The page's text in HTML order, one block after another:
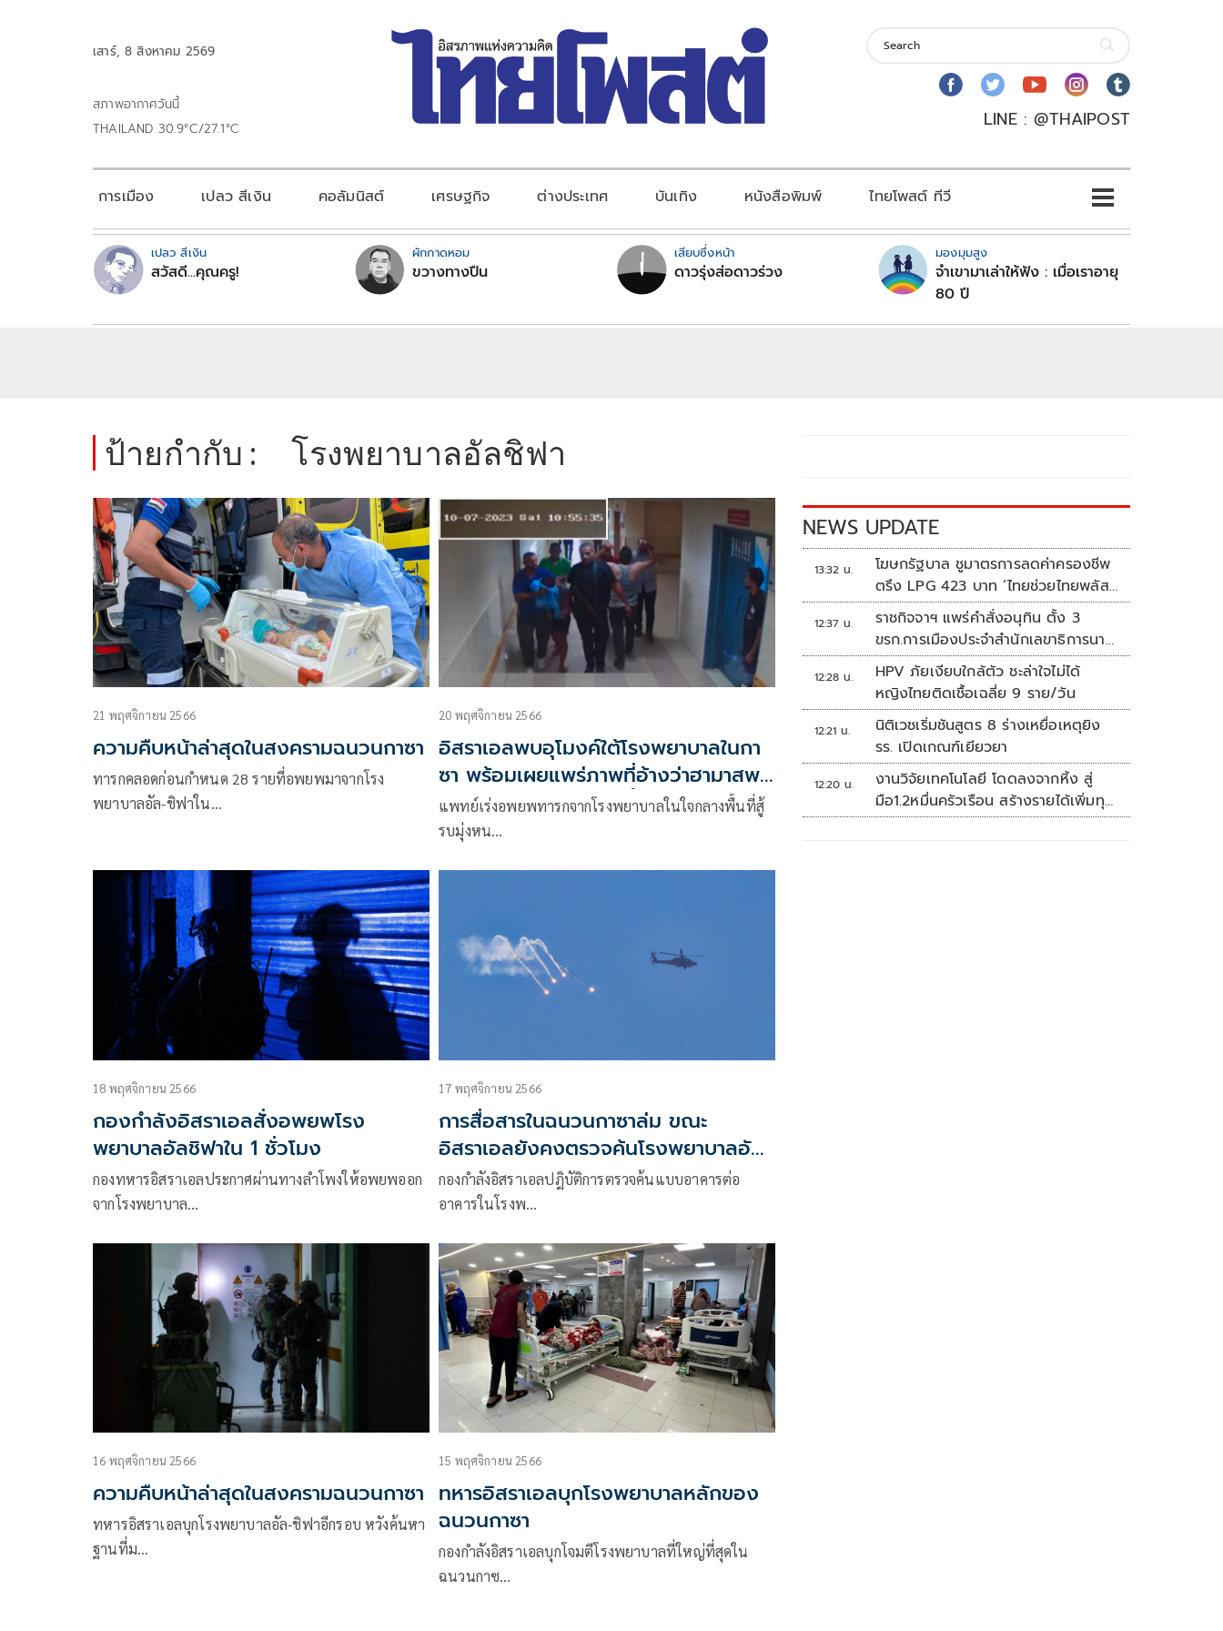
เสาร์, 8 สิงหาคม 2569
สภาพอากาศวันนี้
THAILAND 30.9°C/27.1°C
LINE : @THAIPOST
การเมือง เปลว สีเงิน คอลัมนิสต์ เศรษฐกิจ ต่างประเทศ บันเทิง หนังสือพิมพ์ ไทยโพสต์ ทีวี
เปลว สีเงิน
สวัสดี...คุณครู!
ผักกาดหอม
ขวางทางปืน
เสียบซึ่งหน้า
ดาวรุ่งส่อดาวร่วง
มองมุมสูง
จำเขามาเล่าให้ฟัง : เมื่อเราอายุ
80 ปี
ป้ายกำกับ : โรงพยาบาลอัลชิฟา
21 พฤศจิกายน 2566
ความคืบหน้าล่าสุดในสงครามฉนวนกาซา
ทารกคลอดก่อนกำหนด 28 รายที่อพยพมาจากโรง
พยาบาลอัล-ชิฟาใน…
20 พฤศจิกายน 2566
อิสราเอลพบอุโมงค์ใต้โรงพยาบาลในกา
ซา พร้อมเผยแพร่ภาพที่อ้างว่าฮามาสพา
ตัวประกันมายังสถานที่นี้
แพทย์เร่งอพยพทารกจากโรงพยาบาลในใจกลางพื้นที่สู้
รบมุ่งหน…
18 พฤศจิกายน 2566
กองกำลังอิสราเอลสั่งอพยพโรง
พยาบาลอัลชิฟาใน 1 ชั่วโมง
กองทหารอิสราเอลประกาศผ่านทางลำโพงให้อพยพออก
จากโรงพยาบาล…
17 พฤศจิกายน 2566
การสื่อสารในฉนวนกาซาล่ม ขณะ
อิสราเอลยังคงตรวจค้นโรงพยาบาลอัล-
ชิฟา
กองกำลังอิสราเอลปฎิบัติการตรวจค้นแบบอาคารต่อ
อาคารในโรงพ…
16 พฤศจิกายน 2566
ความคืบหน้าล่าสุดในสงครามฉนวนกาซา
ทหารอิสราเอลบุกโรงพยาบาลอัล-ชิฟาอีกรอบ หวังค้นหา
ฐานที่ม…
15 พฤศจิกายน 2566
ทหารอิสราเอลบุกโรงพยาบาลหลักของ
ฉนวนกาซา
กองกำลังอิสราเอลบุกโจมตีโรงพยาบาลที่ใหญ่ที่สุดใน
ฉนวนกาซ…
NEWS UPDATE
13:32 น.
โฆษกรัฐบาล ชูมาตรการลดค่าครองชีพ
ตรึง LPG 423 บาท ‘ไทยช่วยไทยพลัส’
ดันเงินหมุนแสนล้าน
12:37 น.
ราชกิจจาฯ แพร่คำสั่งอนุทิน ตั้ง 3
ขรก.การเมืองประจำสำนักเลขาธิการนา
ยกฯ
12:28 น.
HPV ภัยเงียบใกล้ตัว ชะล่าใจไม่ได้
หญิงไทยติดเชื้อเฉลี่ย 9 ราย/วัน
12:21 น.
นิติเวชเริ่มชันสูตร 8 ร่างเหยื่อเหตุยิง
รร. เปิดเกณฑ์เยียวยา
12:20 น.
งานวิจัยเทคโนโลยี โดดลงจากหิ้ง สู่
มือ1.2หมื่นครัวเรือน สร้างรายได้เพิ่มทุก
เดือน